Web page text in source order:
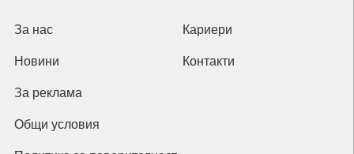
За нас Кариери
Новини Контакти
За реклама
Общи условия